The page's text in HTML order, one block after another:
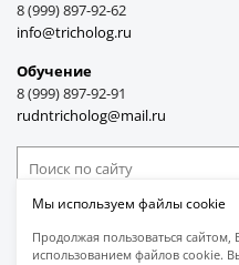
8 (999) 897-92-62
info@tricholog.ru
Обучение
8 (999) 897-92-91
rudntricholog@mail.ru
Мы используем файлы cookie
Продолжая пользоваться сайтом,
использованием файлов cookie.